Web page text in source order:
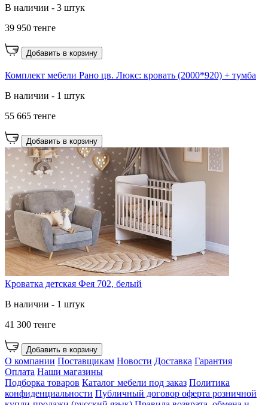
В наличии - 3 штук
39 950 тенге
Добавить в корзину
Комплект мебели Рано цв. Люкс: кровать (2000*920) + тумба
В наличии - 1 штук
55 665 тенге
Добавить в корзину
Кроватка детская Фея 702, белый
В наличии - 1 штук
41 300 тенге
Добавить в корзину
О компании Поставщикам Новости Доставка Гарантия
Оплата Наши магазины
Подборка товаров Каталог мебели под заказ Политика
конфиденциальности Публичный договор оферта розничной